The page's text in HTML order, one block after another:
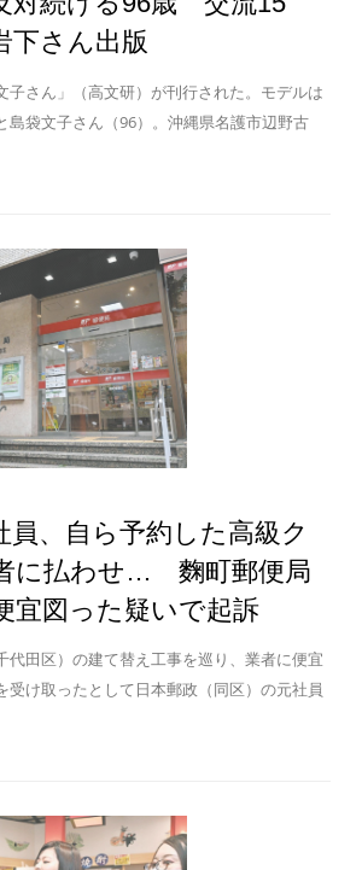
下さん出版
子さん」（高文研）が刊行された。モデルは
島袋文子さん（96）。沖縄県名護市辺野古
員、自ら予約した高級ク
に払わせ… 麴町郵便局
宜図った疑いで起訴
代田区）の建て替え工事を巡り、業者に便宜
受け取ったとして日本郵政（同区）の元社員